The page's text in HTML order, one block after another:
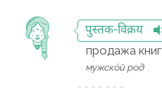
पुस्तक-विक्रय
продажа книг
мужско́й род